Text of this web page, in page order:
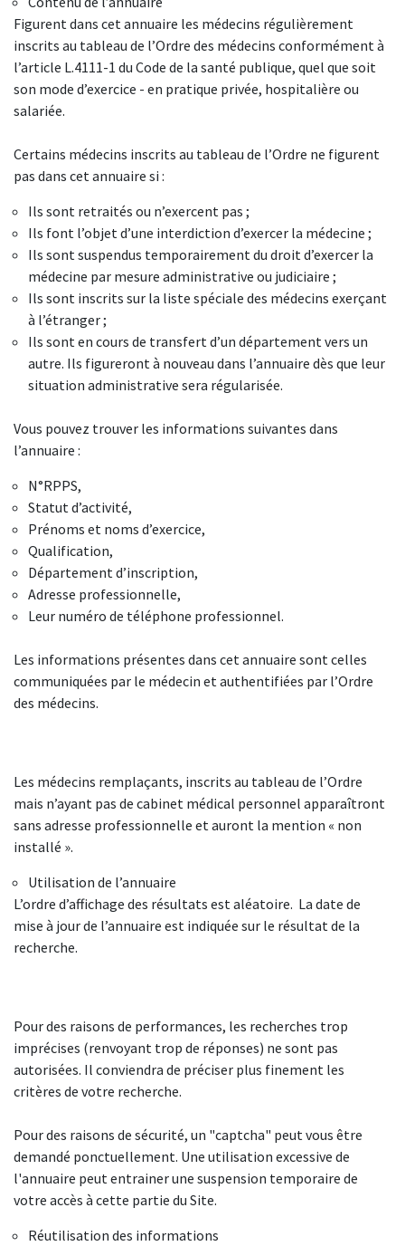
Figurent dans cet annuaire les médecins régulièrement
inscrits au tableau de l’Ordre des médecins conformément à
l’article L.4111-1 du Code de la santé publique, quel que soit
son mode d’exercice - en pratique privée, hospitalière ou
salariée.
Certains médecins inscrits au tableau de l’Ordre ne figurent
pas dans cet annuaire si :
Ils sont retraités ou n’exercent pas ;
Ils font l’objet d’une interdiction d’exercer la médecine ;
Ils sont suspendus temporairement du droit d’exercer la
médecine par mesure administrative ou judiciaire ;
Ils sont inscrits sur la liste spéciale des médecins exerçant
à l’étranger ;
Ils sont en cours de transfert d’un département vers un
autre. Ils figureront à nouveau dans l’annuaire dès que leur
situation administrative sera régularisée.
Vous pouvez trouver les informations suivantes dans
l’annuaire :
N°RPPS,
Statut d’activité,
Prénoms et noms d’exercice,
Qualification,
Département d’inscription,
Adresse professionnelle,
Leur numéro de téléphone professionnel.
Les informations présentes dans cet annuaire sont celles
communiquées par le médecin et authentifiées par l’Ordre
des médecins.
Les médecins remplaçants, inscrits au tableau de l’Ordre
mais n’ayant pas de cabinet médical personnel apparaîtront
sans adresse professionnelle et auront la mention « non
installé ».
Utilisation de l’annuaire
L’ordre d’affichage des résultats est aléatoire. La date de
mise à jour de l’annuaire est indiquée sur le résultat de la
recherche.
Pour des raisons de performances, les recherches trop
imprécises (renvoyant trop de réponses) ne sont pas
autorisées. Il conviendra de préciser plus finement les
critères de votre recherche.
Pour des raisons de sécurité, un "captcha" peut vous être
demandé ponctuellement. Une utilisation excessive de
l'annuaire peut entrainer une suspension temporaire de
votre accès à cette partie du Site.
Réutilisation des informations